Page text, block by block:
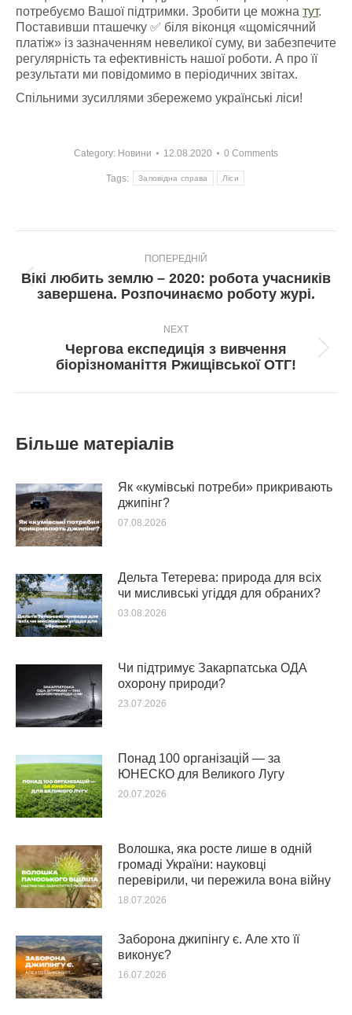
потребуємо Вашої підтримки. Зробити це можна тут.
Поставивши пташечку ✅ біля віконця «щомісячний
платіж» із зазначенням невеликої суму, ви забезпечите
регулярність та ефективність нашої роботи. А про її
результати ми повідомимо в періодичних звітах.
Спільними зусиллями збережемо українські ліси!
Category: Новини 12.08.2020 0 Comments
Tags: Заповідна справа Ліси
navigation
ПОПЕРЕДНІЙ
Попередній
пост:
Вікі любить землю – 2020: робота учасників
завершена. Розпочинаємо роботу журі.
NEXT
Next
post:
Чергова експедиція з вивчення
біорізноманіття Ржищівської ОТГ!
Більше матеріалів
Як «кумівські потреби» прикривають
джипінг?
07.08.2026
Дельта Тетерева: природа для всіх
чи мисливські угіддя для обраних?
03.08.2026
Чи підтримує Закарпатська ОДА
охорону природи?
23.07.2026
Понад 100 організацій — за
ЮНЕСКО для Великого Лугу
20.07.2026
Волошка, яка росте лише в одній
громаді України: науковці
перевірили, чи пережила вона війну
18.07.2026
Заборона джипінгу є. Але хто її
виконує?
16.07.2026